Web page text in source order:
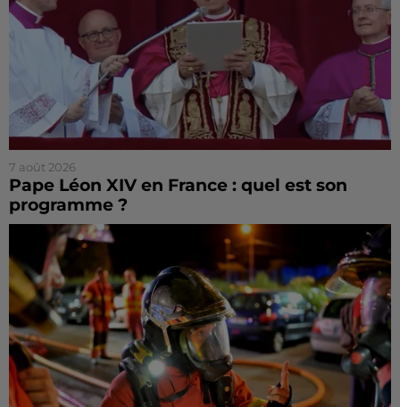
7 août 2026
Pape Léon XIV en France : quel est son
programme ?